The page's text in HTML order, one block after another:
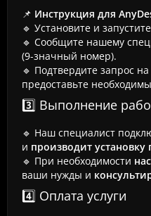
📌 Инструкция для
🔹 Установите и
🔹 Сообщите нашему
(9-значный номер).
🔹 Подтвердите запрос
предоставьте
3️⃣ Выполнение
🔹 Наш специалист
и производит установку
🔹 При необходимости
ваши нужды и
4️⃣ Оплата услуги